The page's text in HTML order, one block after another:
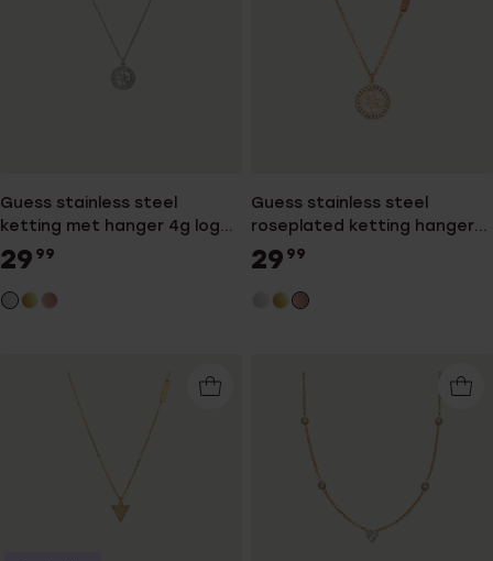
Guess stainless steel
ketting met hanger 4g logo
voor dames
29 99
Guess stainless steel
roseplated ketting hanger
4g logo voor dames
29 99